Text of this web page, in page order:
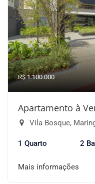
R$ 1.100.000
Apartamento à
Vila Bosque,
1 Quarto 2
Mais informações